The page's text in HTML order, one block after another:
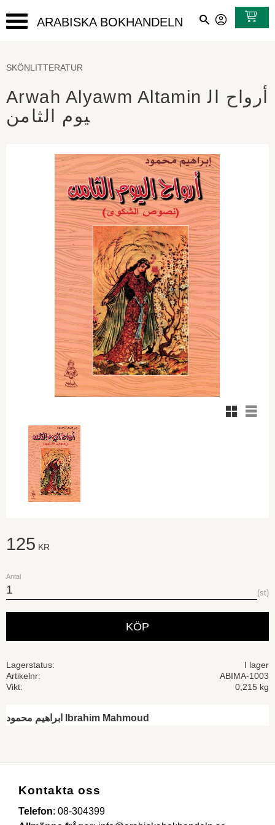
Meny ARABISKA BOKHANDELN
SKÖNLITTERATUR
Arwah Alyawm Altamin أرواح ال
يوم الثامن
Rutnätsvy
Listvy
125 KR
Antal
st
KÖP
Lagerstatus
I lager
Artikelnr
ABIMA-1003
Vikt
0,215 kg
ابراهيم محمود Ibrahim Mahmoud
Kontakta oss
Telefon: 08-304399